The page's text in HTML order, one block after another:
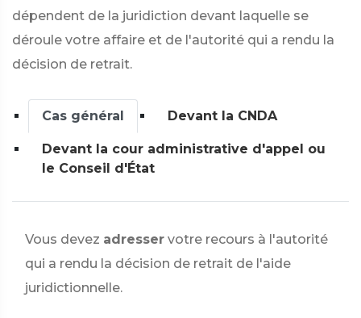
dépendent de la juridiction devant laquelle se
déroule votre affaire et de l'autorité qui a rendu la
décision de retrait.
Cas général Devant la CNDA
Devant la cour administrative d'appel ou
le Conseil d'État
Vous devez adresser votre recours à l'autorité
qui a rendu la décision de retrait de l'aide
juridictionnelle.